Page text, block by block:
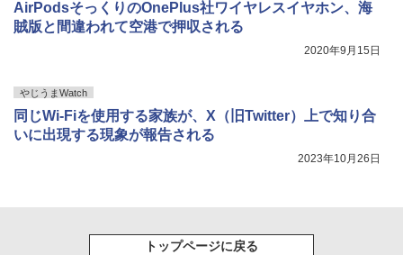
AirPodsそっくりのOnePlus社ワイヤレスイヤホン、海
賊版と間違われて空港で押収される
2020年9月15日
やじうまWatch
同じWi-Fiを使用する家族が、X（旧Twitter）上で知り合
いに出現する現象が報告される
2023年10月26日
トップページに戻る